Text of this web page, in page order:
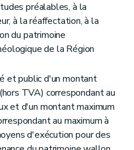
préalables, à la
à la réaffectation, à la
du patrimoine
de la Région
et public d'un montant
TVA) correspondant au
et d'un montant maximum
au maximum à
d'exécution pour des